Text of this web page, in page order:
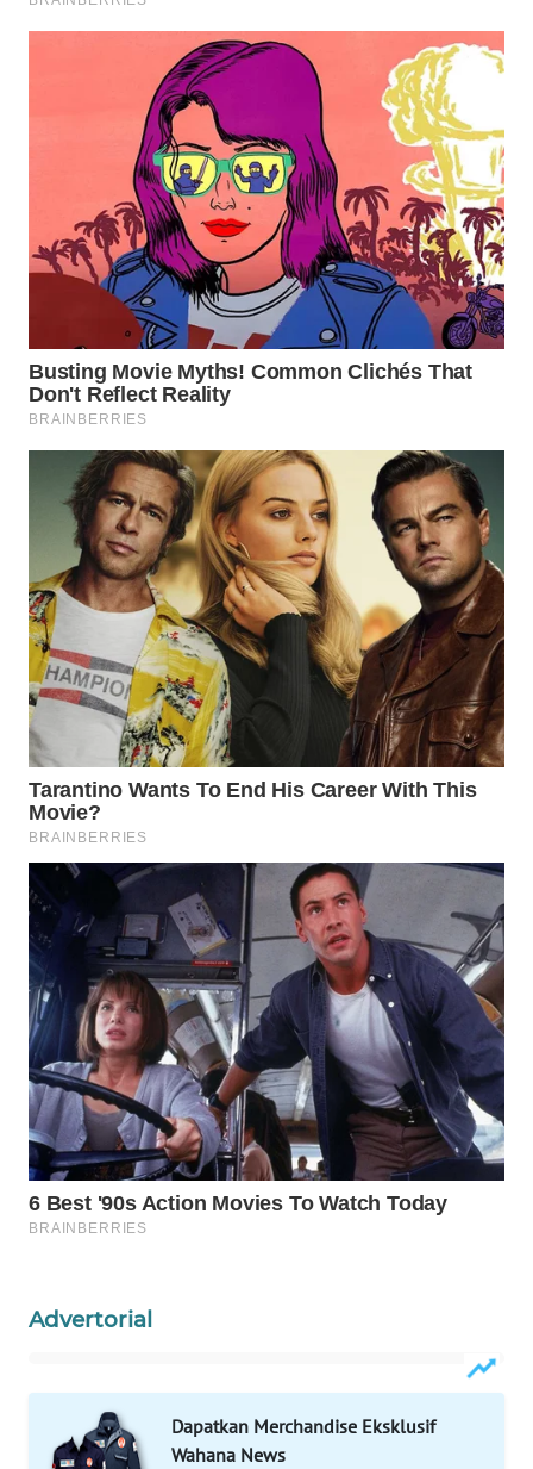
Advertorial
Dapatkan Merchandise Eksklusif
Wahana News
WAHANA
TV
WAHANANEWS
ID
WAHANANEWS
CO ID
WAHANANEWS
NET
WAHANA
WAHANA
UMKM
WAHANA
SELEB
WAHANA
WAHANA
OTOMOTIF
WAHANA
HEALTH
WAHANA
DESA
WISATA
Wahana
KONSUMEN
LISTRIK